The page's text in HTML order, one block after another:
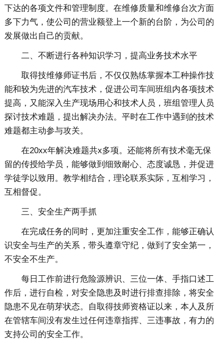
下达的各项文件和管理制度。在维修质量和维修台次方面
多下力气，使公司的营业额登上一个新的台阶，为公司的
发展做出自己的贡献。
二、不断进行各种知识学习，提高业务技术水平
取得技维修师证书后，不仅仅熟练掌握本工种操作技
能和较为先进的汽车技术，促进公司车间班组内各项技术
提高，又能深入生产现场用心和技术人员，班组管理人员
探讨技术难题，提出解决办法。平时在工作中遇到的技术
难题都主动参与攻关。
在20xx年解决难题共x多项。还能将所有技术毫无保
留的传授给学员，能够做到细致耐心、态度诚恳，并促进
学徒学以致用。教学相结合，理论联系实际，互相学习，
互相督促。
三、安全生产两手抓
在完成任务的同时，更加注重安全工作，能够正确认
识安全与生产的关系，带头遵章守纪，做到了安全第一，
不安全不生产。
每日工作前进行危险源辨识、三位一体、手指口述工
作后，进行自检，对安全隐患及时进行排查排除，将安全
隐患不见在萌芽状态。自取得技师资格证以来，本人及所
在管辖车间没有发生过任何违章指挥、三违事故，有力的
支持公司的安全工作。